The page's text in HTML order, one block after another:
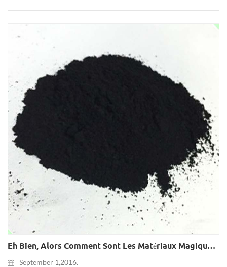
Eh Bien, Alors Comment Sont Les Matériaux Magiques De Nanotubes De Carbone?
September 1,2016.